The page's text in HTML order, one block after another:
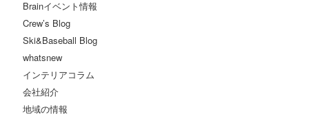
Brainイベント情報
Crew’s Blog
Ski&Baseball Blog
whatsnew
インテリアコラム
会社紹介
地域の情報